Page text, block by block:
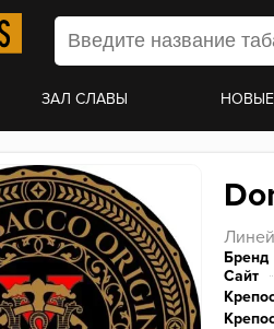
ЗАЛ СЛАВЫ
Бренд
Сайт